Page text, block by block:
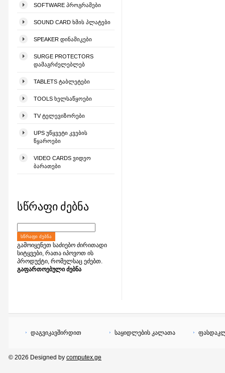
SOFTWARE ᲞᲠᲝᲒᲠᲐᲛᲔᲑᲘ
SOUND CARD ᲮᲛᲘᲡ ᲞᲚᲐᲢᲔᲑᲘ
SPEAKER ᲓᲘᲜᲐᲛᲘᲙᲔᲑᲘ
SURGE PROTECTORS
ᲓᲐᲛᲐᲒᲠᲫᲔᲚᲔᲑᲚᲔᲑ
TABLETS ᲢᲐᲑᲚᲔᲢᲔᲑᲘ
TOOLS ᲮᲔᲚᲡᲐᲬᲧᲝᲔᲑᲘ
TV ᲢᲔᲚᲔᲕᲘᲖᲝᲠᲔᲑᲘ
UPS ᲣᲬᲧᲕᲔᲢᲘ ᲙᲕᲔᲑᲘᲡ
ᲬᲧᲐᲠᲝᲔᲑᲘ
VIDEO CARDS ᲕᲘᲓᲔᲝ
ᲑᲐᲠᲐᲗᲔᲑᲘ
სწრაფი ძებნა
ᲡᲬᲠᲐᲤᲘ ᲫᲔᲑᲜᲐ
გამოიყენეთ საძიებო ძირითადი
სიტყვები, რათა იპოვოთ ის
პროდუქტი, რომელსაც ეძებთ.
გაფართოებული ძებნა
დაგვიკავშირდით საყიდლების კალათა
© 2026 Designed by computex.ge